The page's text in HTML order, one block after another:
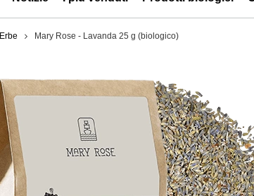
Erbe Mary Rose - Lavanda 25 g (biologico)